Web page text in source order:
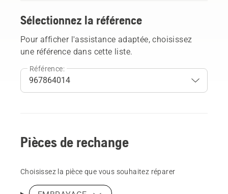
Sélectionnez la référence
Pour afficher l'assistance adaptée, choisissez
une référence dans cette liste.
Référence:
Pièces de rechange
Choisissez la pièce que vous souhaitez réparer